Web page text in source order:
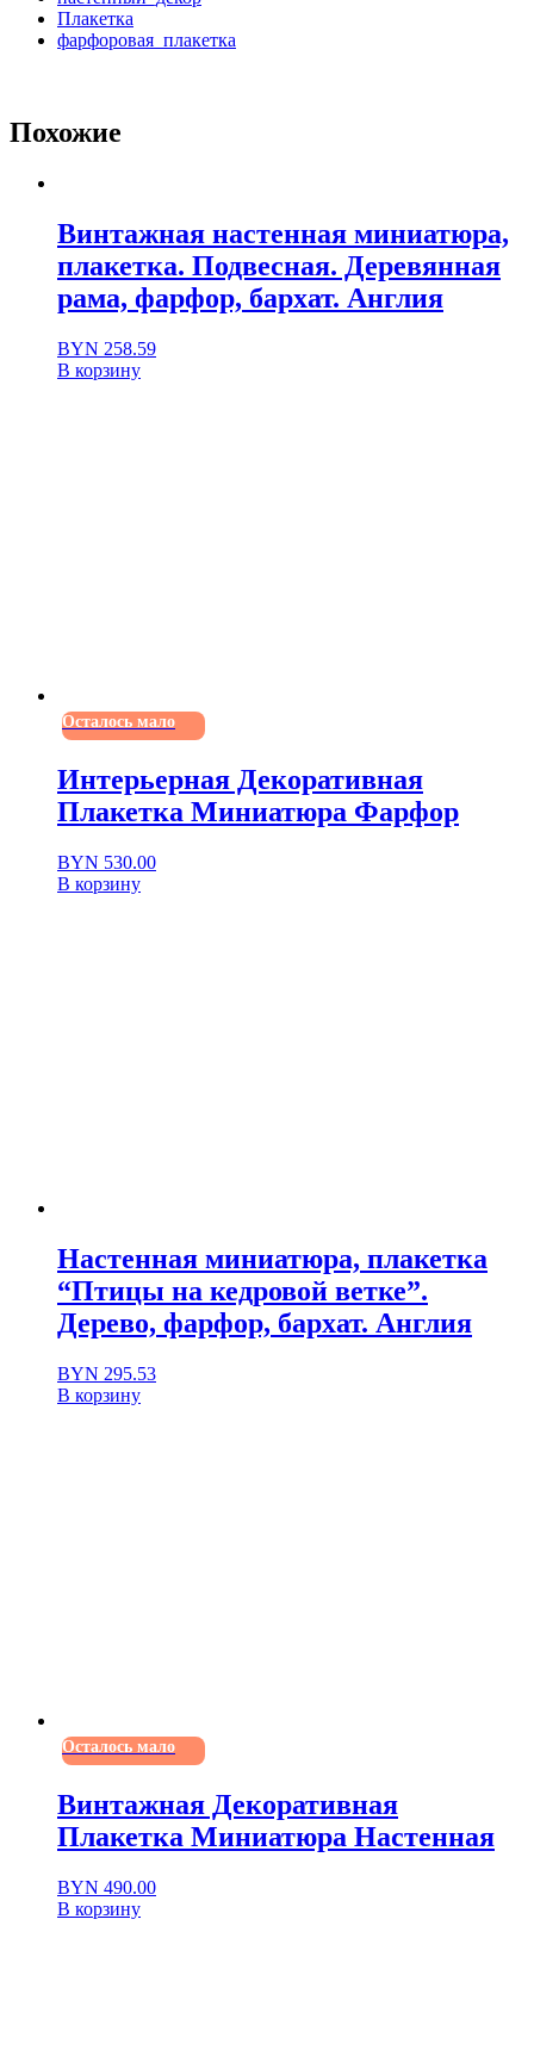
Плакетка
фарфоровая_плакетка
Похожие
Винтажная настенная миниатюра,
плакетка. Подвесная. Деревянная
рама, фарфор, бархат. Англия
BYN 258.59
В корзину
Осталось мало
Интерьерная Декоративная
Плакетка Миниатюра Фарфор
BYN 530.00
В корзину
Настенная миниатюра, плакетка
“Птицы на кедровой ветке”.
Дерево, фарфор, бархат. Англия
BYN 295.53
В корзину
Осталось мало
Винтажная Декоративная
Плакетка Миниатюра Настенная
BYN 490.00
В корзину